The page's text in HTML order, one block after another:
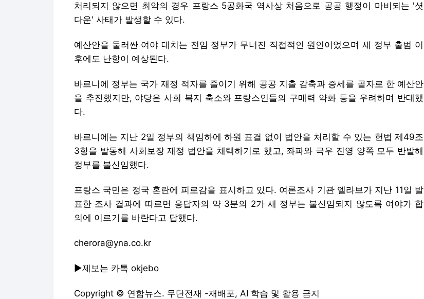
처리되지 않으면 최악의 경우 프랑스 5공화국 역사상 처음으로 공공 행정이 마비되는 '셧
다운' 사태가 발생할 수 있다.
예산안을 둘러싼 여야 대치는 전임 정부가 무너진 직접적인 원인이었으며 새 정부 출범 이
후에도 난항이 예상된다.
바르니에 정부는 국가 재정 적자를 줄이기 위해 공공 지출 감축과 증세를 골자로 한 예산안
을 추진했지만, 야당은 사회 복지 축소와 프랑스인들의 구매력 약화 등을 우려하며 반대했
다.
바르니에는 지난 2일 정부의 책임하에 하원 표결 없이 법안을 처리할 수 있는 헌법 제49조
3항을 발동해 사회보장 재정 법안을 채택하기로 했고, 좌파와 극우 진영 양쪽 모두 반발해
정부를 불신임했다.
프랑스 국민은 정국 혼란에 피로감을 표시하고 있다. 여론조사 기관 엘라브가 지난 11일 발
표한 조사 결과에 따르면 응답자의 약 3분의 2가 새 정부는 불신임되지 않도록 여야가 합
의에 이르기를 바란다고 답했다.
cherora@yna.co.kr
▶제보는 카톡 okjebo
Copyright © 연합뉴스. 무단전재 -재배포, AI 학습 및 활용 금지